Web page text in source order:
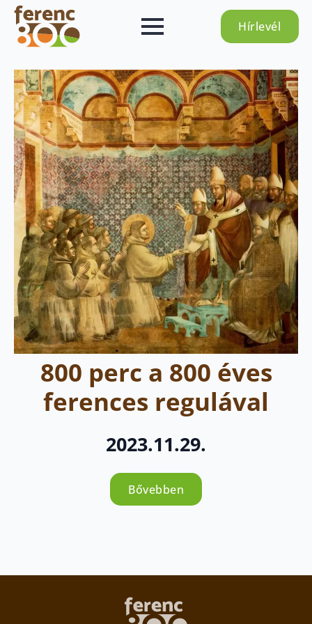
Hírlevél
800 perc a 800 éves
ferences regulával
2023.11.29.
Bővebben